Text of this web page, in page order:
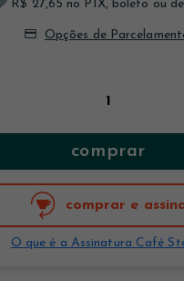
R$ 27,65 no PIX, boleto ou
Opções de
comprar
comprar e
O que é a Assinatura Café